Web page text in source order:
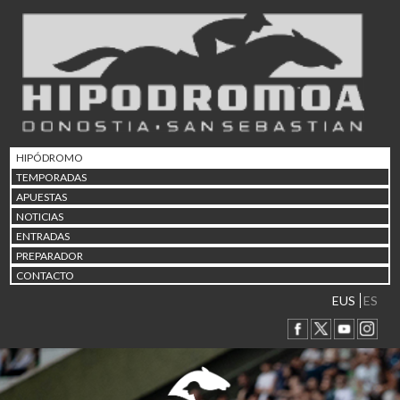
HIPÓDROMO
TEMPORADAS
APUESTAS
NOTICIAS
ENTRADAS
PREPARADOR
CONTACTO
EUS ES
02/08 17:30 Abuztuaren 2a / 2 de
Abuztuaren 9a / 9 de
12/08 12:08 Abuztaren 12a / 12 de
15/08 17:05 Abuztuaren 15a / 15 de
23/08 17:30 Abuztuaren 23a / 23 de
30/08 17:30 Abuztuaren 30a / 30 de
02/09 11:15
06/09 17:30 Irailaren 6a / 6 de
Irailaren 13a / 13 de
30/09 11:30 Irailaren 30a / 30 de